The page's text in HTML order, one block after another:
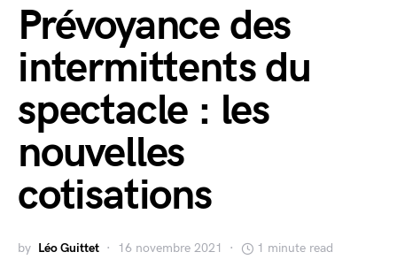
Prévoyance des
intermittents du
spectacle : les
nouvelles
cotisations
by Léo Guittet 16 novembre 2021 1 minute read